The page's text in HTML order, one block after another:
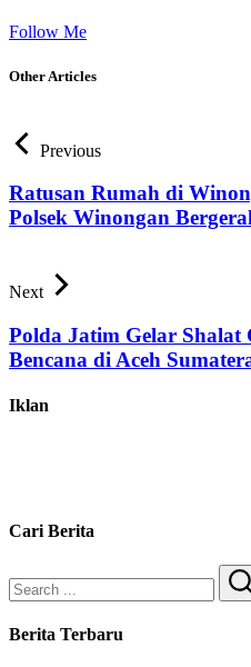
Follow Me
Other Articles
Previous
Ratusan Rumah di
Polsek Winongan
Next
Polda Jatim Gelar
Bencana di Aceh
Iklan
Cari Berita
Berita Terbaru